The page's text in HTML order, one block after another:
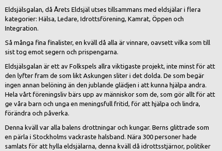
Eldsjälsgalan, då Årets Eldsjäl utses tillsammans med eldsjälar i flera
kategorier: Hälsa, Ledare, Idrottsförening, Kamrat, Öppen och
Integration.
Så många fina finalister, en kväll då alla är vinnare, oavsett vilka som till
sist tog emot segern och prispengarna.
Eldsjälsgalan är ett av Folkspels allra viktigaste projekt, inte minst för att
den lyfter fram de som likt Askungen sliter i det dolda. De som begär
ingen annan belöning än den jublande glädjen i att kunna hjälpa andra.
Hela vårt föreningsliv bärs upp av människor som de, som gör allt för att
ge våra barn och unga en meningsfull fritid, för att hjälpa och lindra,
förändra och påverka.
Denna kväll var alla balens drottningar och kungar. Berns glittrade som
en pärla i Stockholms vackraste halsband. Nära 300 personer hade
samlats för att hylla eldsjälarna, denna kväll då idrottsstjärnor, politiker